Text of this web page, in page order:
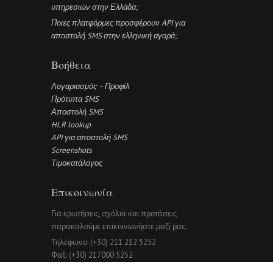
υπηρεσιών στην Ελλάδα;
Ποιες πλατφόρμες προσφέρουν API για
αποστολή SMS στην ελληνική αγορά;
Βοήθεια
Λογαριασμός – Προφίλ
Πρότυπα SMS
Αποστολή SMS
HLR lookup
API για αποστολή SMS
Screenshots
Τιμοκατάλογος
Επικοινωνία
Για ερωτήσεις, σχόλια και προτάσεις
παρακαλούμε επικοινωνήστε μαζί μας:
Τηλέφωνο: (+30) 211 212 5252
Φαξ: (+30) 217000 5252